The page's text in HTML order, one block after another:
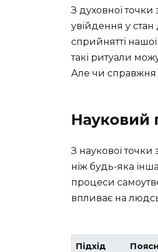
З духовної
увійдення у
сприйнятті
такі ритуали
Але чи справжня
Науковий
З наукової
ніж будь-яка
процеси
впливає на
Підхід